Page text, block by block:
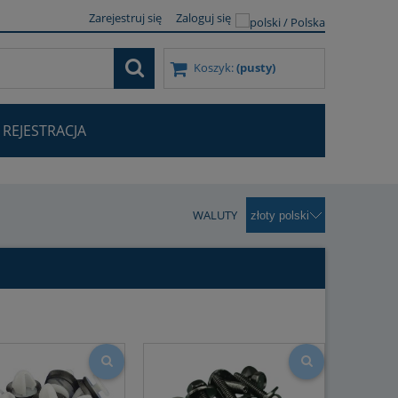
Zarejestruj się Zaloguj się
Koszyk:(pusty)
REJESTRACJA
WALUTY